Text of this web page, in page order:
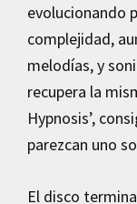
evolucionando
complejidad,
melodías, y
recupera la
Hypnosis’,
parezcan uno
El disco